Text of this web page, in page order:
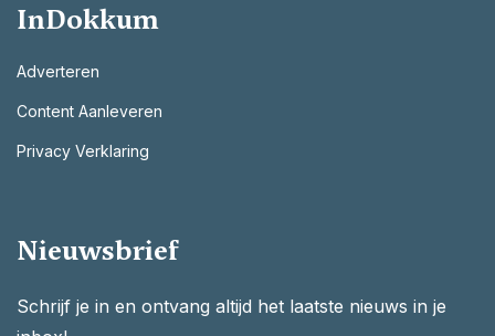
InDokkum
Adverteren
Content Aanleveren
Privacy Verklaring
Nieuwsbrief
Schrijf je in en ontvang altijd het laatste nieuws in je